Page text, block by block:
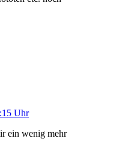
Uhr
ein wenig mehr